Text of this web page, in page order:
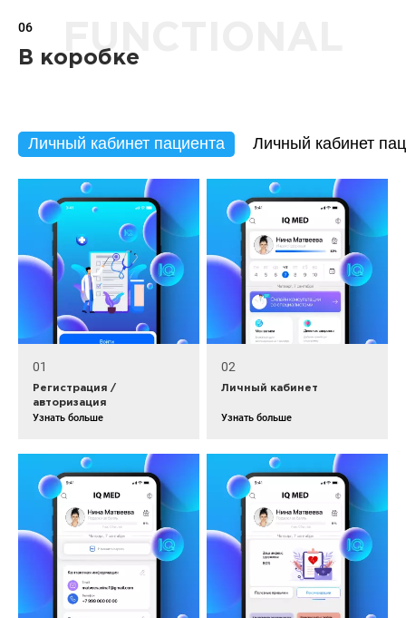
FUNCTIONAL
06
В коробке
Личный кабинет пациента Личный кабинет
01
Регистрация /
авторизация
Узнать больше
02
Личный кабинет
Узнать больше